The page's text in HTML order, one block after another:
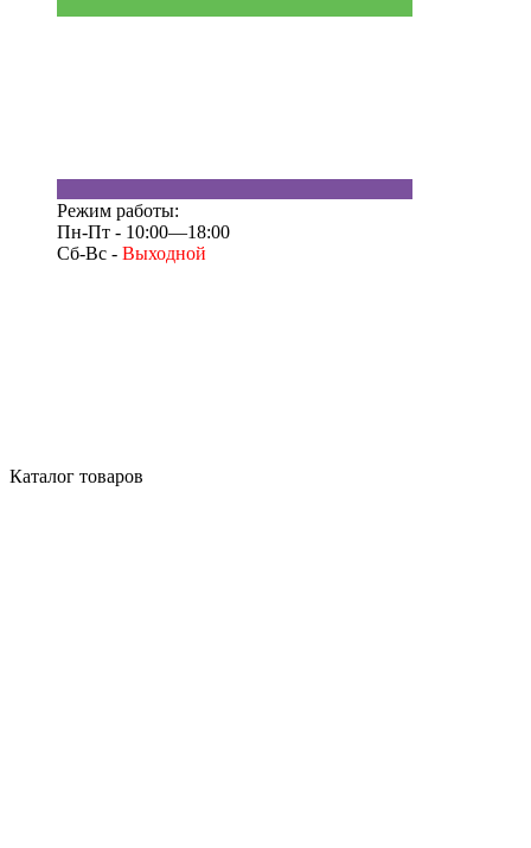
Режим работы:
Пн-Пт - 10:00—18:00
Сб-Вс - Выходной
Каталог товаров